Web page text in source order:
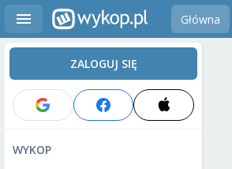
Główna
ZALOGUJ SIĘ
WYKOP